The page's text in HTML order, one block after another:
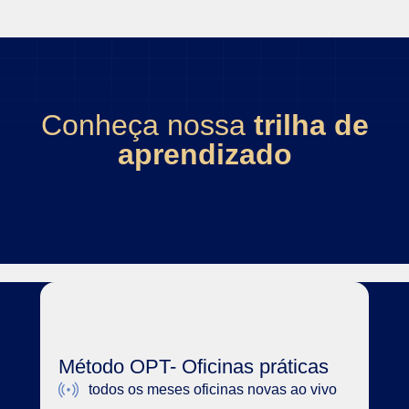
Conheça nossa trilha de
aprendizado
Método OPT- Oficinas práticas
todos os meses oficinas novas ao vivo